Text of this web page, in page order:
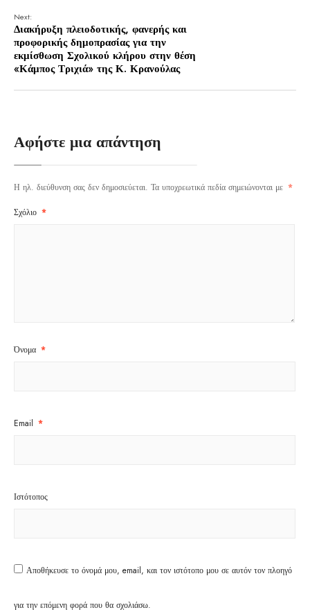
Next:
Διακήρυξη πλειοδοτικής, φανερής και
προφορικής δημοπρασίας για την
εκμίσθωση Σχολικού κλήρου στην θέση
«Κάμπος Τριχιά» της Κ. Κρανούλας
Αφήστε μια απάντηση
Η ηλ. διεύθυνση σας δεν δημοσιεύεται. Τα υποχρεωτικά πεδία σημειώνονται με *
Σχόλιο *
Όνομα *
Email *
Ιστότοπος
Αποθήκευσε το όνομά μου, email, και τον ιστότοπο μου σε αυτόν τον πλοηγό
για την επόμενη φορά που θα σχολιάσω.